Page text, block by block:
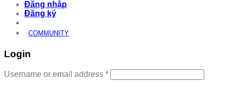
Đăng nhập
Đăng ký
COMMUNITY
Login
Username or email address *Required